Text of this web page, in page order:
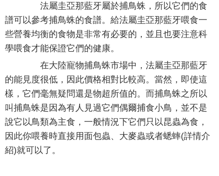
法屬圭亞那藍牙屬於捕鳥蛛，所以它們的食
譜可以參考捕鳥蛛的食譜。給法屬圭亞那藍牙喂食一
些營養均衡的食物是非常有必要的，並且也要注意科
學喂食才能保證它們的健康。
在大陸寵物捕鳥蛛市場中，法屬圭亞那藍牙
的能見度很低，因此價格相對比較高。當然，即使這
樣，它們毫無疑問還是物超所值的。而捕鳥蛛之所以
叫捕鳥蛛是因為有人見過它們偶爾捕食小鳥，並不是
說它以鳥類為主食，一般情況下它們只以昆蟲為食，
因此你喂養時直接用面包蟲、大麥蟲或者蟋蟀(詳情介
紹)就可以了。